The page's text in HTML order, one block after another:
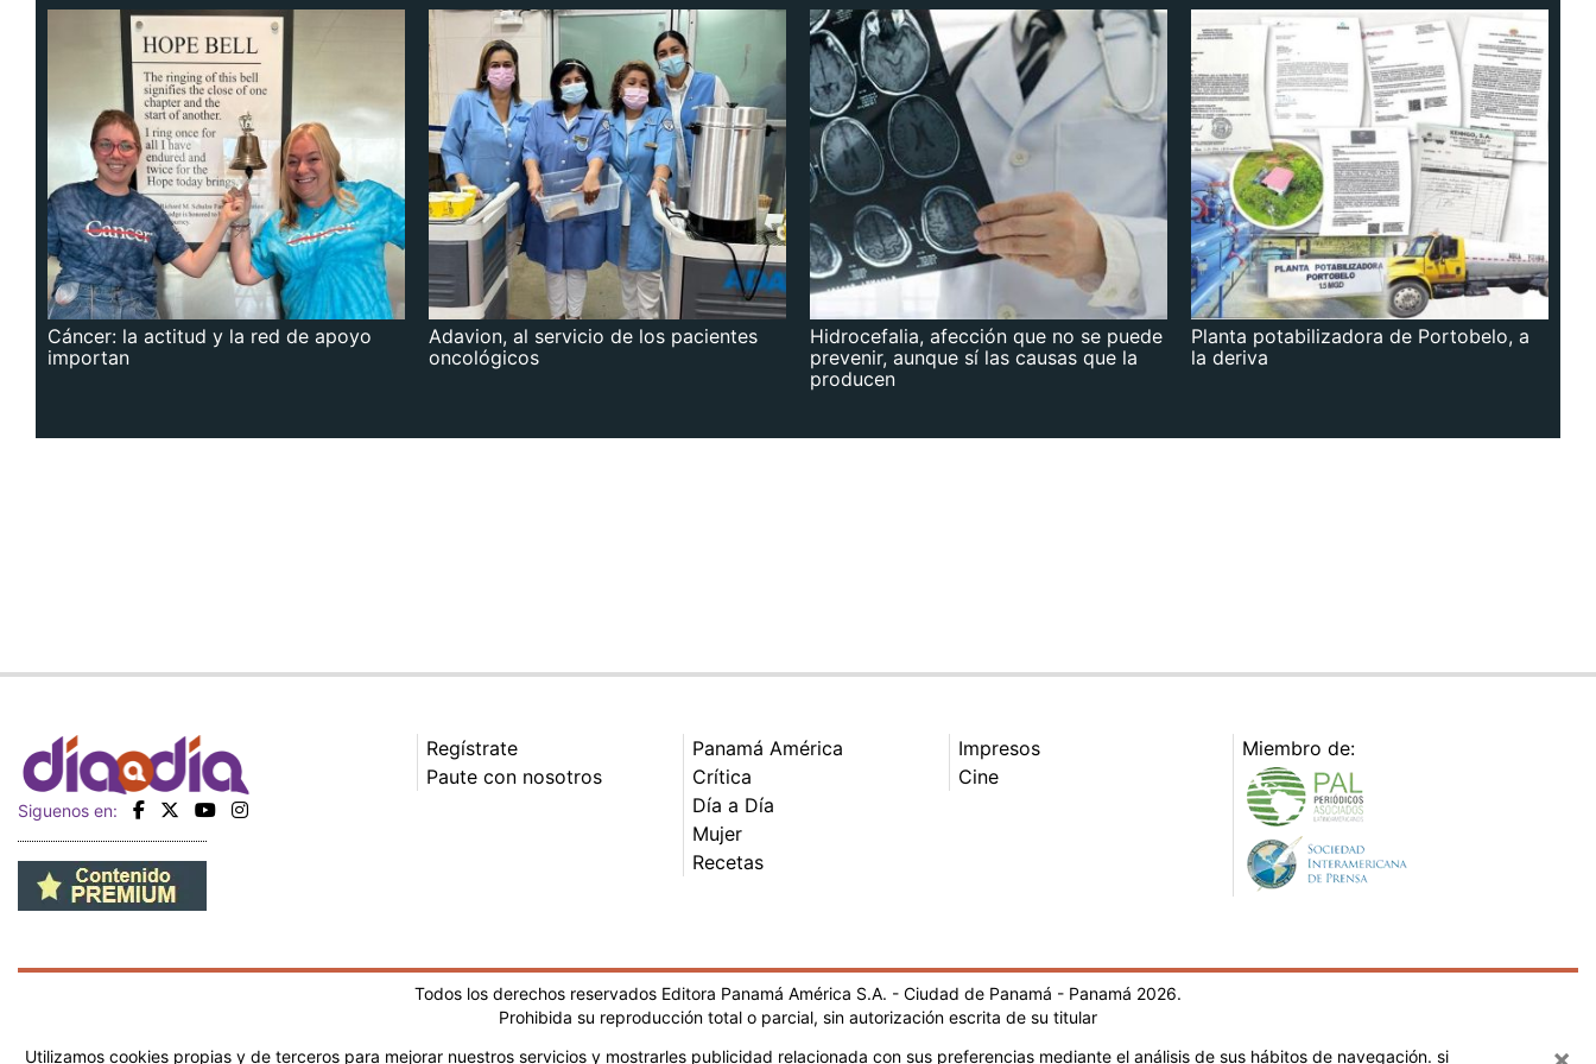
Cáncer: la actitud y la red de apoyo
importan
Adavion, al servicio de los pacientes
oncológicos
Hidrocefalia, afección que no se puede
prevenir, aunque sí las causas que la
producen
Planta potabilizadora de Portobelo, a
la deriva
Siguenos en:
Regístrate
Paute con nosotros
Panamá América
Crítica
Día a Día
Mujer
Recetas
Impresos
Cine
Miembro de:
Todos los derechos reservados Editora Panamá América S.A. - Ciudad de Panamá - Panamá 2026.
Prohibida su reproducción total o parcial, sin autorización escrita de su titular
Utilizamos cookies propias y de terceros para mejorar nuestros servicios y mostrarles publicidad relacionada con sus preferencias mediante el análisis de sus hábitos de navegación. si